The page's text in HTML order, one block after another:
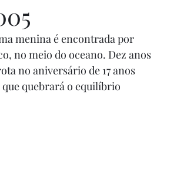
menina é encontrada por
no meio do oceano. Dez anos
no aniversário de 17 anos
quebrará o equilíbrio